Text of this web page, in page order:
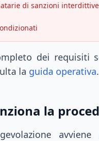
di sanzioni interdittive
dei requisiti
la guida operativa.
la